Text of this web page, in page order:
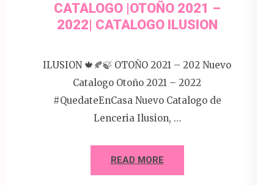
CATALOGO |OTOÑO 2021 –
2022| CATALOGO ILUSION
ILUSION 🍁🍂🍃 OTOÑO 2021 – 202 Nuevo
Catalogo Otoño 2021 – 2022
#QuedateEnCasa Nuevo Catalogo de
Lenceria Ilusion, …
READ MORE